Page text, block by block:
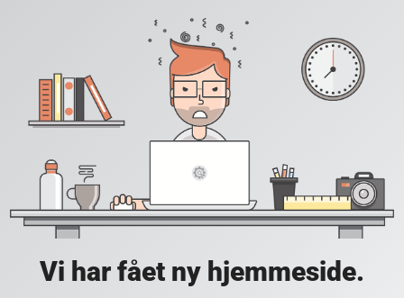
Vi har fået ny hjemmeside.